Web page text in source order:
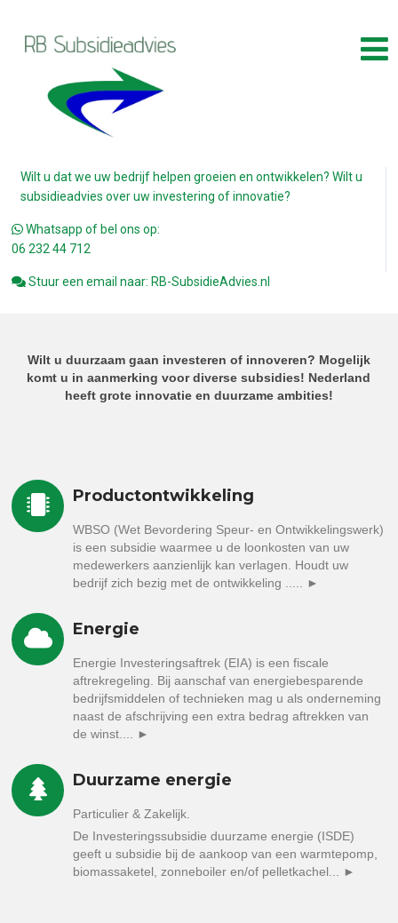
Wilt u dat we uw bedrijf helpen groeien en ontwikkelen? Wilt u
subsidieadvies over uw investering of innovatie?
Whatsapp of bel ons op:
06 232 44 712
Stuur een email naar: RB-SubsidieAdvies.nl
Enkele subsidies die wij
kunnen regelen
Wilt u duurzaam gaan investeren of innoveren? Mogelijk
komt u in aanmerking voor diverse subsidies! Nederland
heeft grote innovatie en duurzame ambities!
Productontwikkeling
WBSO (Wet Bevordering Speur- en Ontwikkelingswerk)
is een subsidie waarmee u de loonkosten van uw
medewerkers aanzienlijk kan verlagen. Houdt uw
bedrijf zich bezig met de ontwikkeling ..... ►
Energie
Energie Investeringsaftrek (EIA) is een fiscale
aftrekregeling. Bij aanschaf van energiebesparende
bedrijfsmiddelen of technieken mag u als onderneming
naast de afschrijving een extra bedrag aftrekken van
de winst.... ►
Duurzame energie
Particulier & Zakelijk.
De Investeringssubsidie duurzame energie (ISDE)
geeft u subsidie bij de aankoop van een warmtepomp,
biomassaketel, zonneboiler en/of pelletkachel... ►